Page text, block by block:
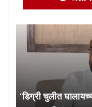
‘डिग्री चुलीत